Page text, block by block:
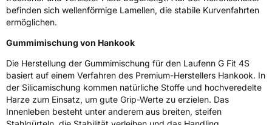
FahrzeugklasseC1
EisgripNein
EPREL ID 470900
Allgemeine Produktsicherheit (GPSR)
befinden sich wellenförmige Lamellen, die stabile Kurvenfahrten
ermöglichen.
Gummimischung von Hankook
Die Herstellung der Gummimischung für den Laufenn G Fit 4S
basiert auf einem Verfahren des Premium-Herstellers Hankook. In
der Silicamischung kommen natürliche Stoffe und hochveredelte
Harze zum Einsatz, um gute Grip-Werte zu erzielen. Das
Innenleben besteht unter anderem aus breiten, steifen